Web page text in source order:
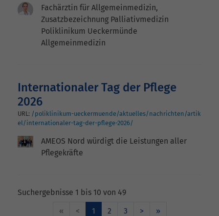
Fachärztin für Allgemeinmedizin,
Zusatzbezeichnung Palliativmedizin
Poliklinikum Ueckermünde
Allgemeinmedizin
Internationaler Tag der Pflege
2026
URL: /poliklinikum-ueckermuende/aktuelles/nachrichten/artik
el/internationaler-tag-der-pflege-2026/
AMEOS Nord würdigt die Leistungen aller
Pflegekräfte
Suchergebnisse 1 bis 10 von 49
«
< 1 2 3 > »